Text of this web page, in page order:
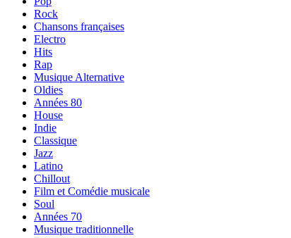
Rock
Chansons françaises
Electro
Hits
Rap
Musique Alternative
Oldies
Années 80
House
Indie
Classique
Jazz
Latino
Chillout
Film et Comédie musicale
Soul
Années 70
Musique traditionnelle